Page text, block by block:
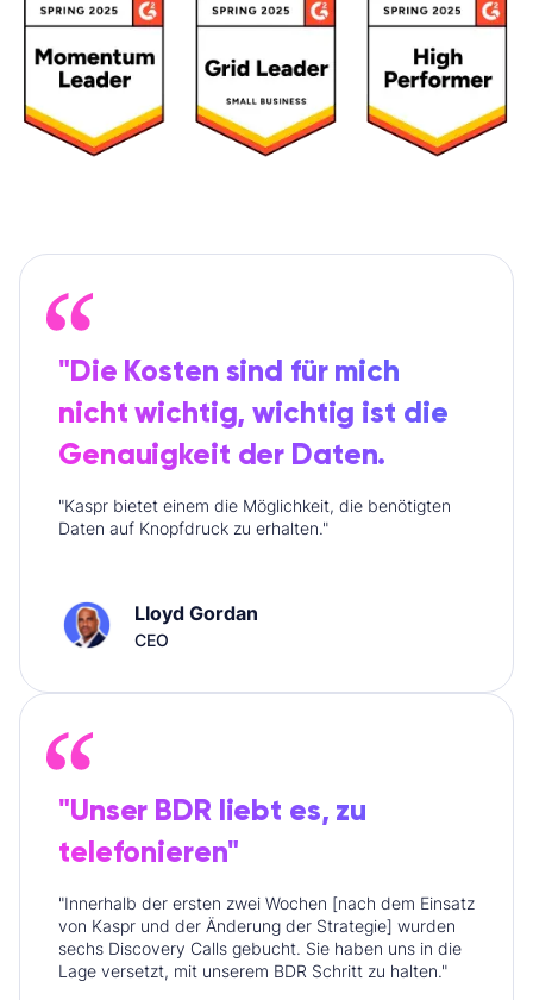
"Die Kosten sind für mich
nicht wichtig, wichtig ist die
Genauigkeit der Daten.
"Kaspr bietet einem die Möglichkeit, die benötigten
Daten auf Knopfdruck zu erhalten."
Lloyd Gordan
CEO
"Unser BDR liebt es, zu
telefonieren"
"Innerhalb der ersten zwei Wochen [nach dem Einsatz
von Kaspr und der Änderung der Strategie] wurden
sechs Discovery Calls gebucht. Sie haben uns in die
Lage versetzt, mit unserem BDR Schritt zu halten."